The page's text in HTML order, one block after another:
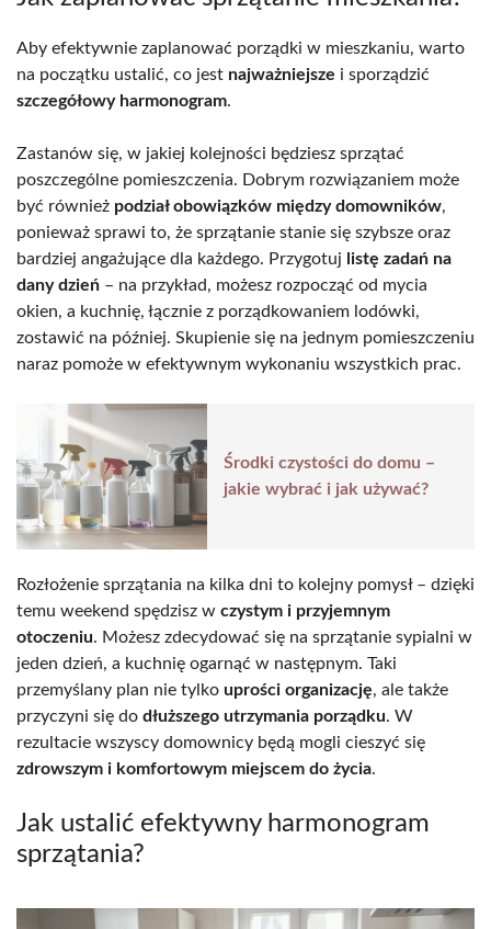
Aby efektywnie zaplanować porządki w mieszkaniu, warto
na początku ustalić, co jest najważniejsze i sporządzić
szczegółowy harmonogram.
Zastanów się, w jakiej kolejności będziesz sprzątać
poszczególne pomieszczenia. Dobrym rozwiązaniem może
być również podział obowiązków między domowników,
ponieważ sprawi to, że sprzątanie stanie się szybsze oraz
bardziej angażujące dla każdego. Przygotuj listę zadań na
dany dzień – na przykład, możesz rozpocząć od mycia
okien, a kuchnię, łącznie z porządkowaniem lodówki,
zostawić na później. Skupienie się na jednym pomieszczeniu
naraz pomoże w efektywnym wykonaniu wszystkich prac.
Środki czystości do domu –
jakie wybrać i jak używać?
Rozłożenie sprzątania na kilka dni to kolejny pomysł – dzięki
temu weekend spędzisz w czystym i przyjemnym
otoczeniu. Możesz zdecydować się na sprzątanie sypialni w
jeden dzień, a kuchnię ogarnąć w następnym. Taki
przemyślany plan nie tylko uprości organizację, ale także
przyczyni się do dłuższego utrzymania porządku. W
rezultacie wszyscy domownicy będą mogli cieszyć się
zdrowszym i komfortowym miejscem do życia.
Jak ustalić efektywny harmonogram
sprzątania?